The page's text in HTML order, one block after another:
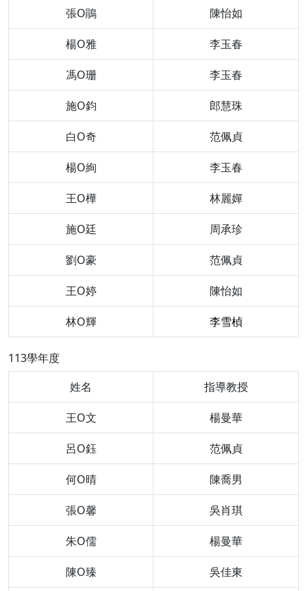
張O鵑 陳怡如
楊O雅 李玉春
馮O珊 李玉春
施O鈞 郎慧珠
白O奇 范佩貞
楊O絢 李玉春
王O樺 林麗嬋
施O廷 周承珍
劉O豪 范佩貞
王O婷 陳怡如
林O輝 李雪楨
113學年度
姓名
指導教授
王O文 楊曼華
呂O鈺 范佩貞
何O晴 陳喬男
張O馨 吳肖琪
朱O儒 楊曼華
陳O臻 吳佳東